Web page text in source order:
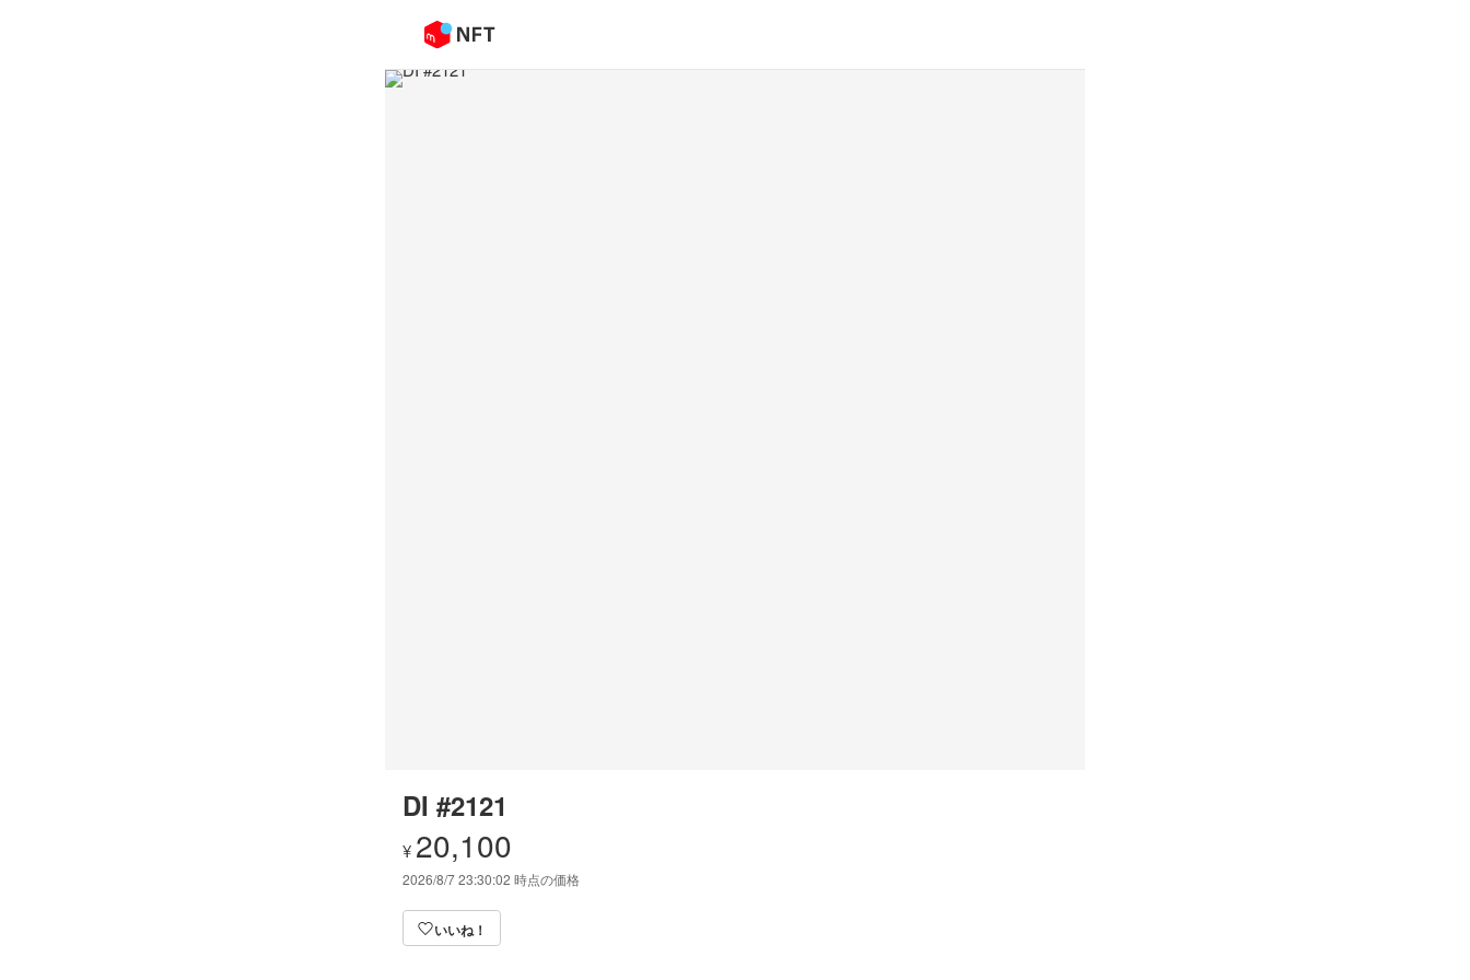
DI #2121
¥ 20,100
2026/8/7 23:30:02 時点の価格
いいね！